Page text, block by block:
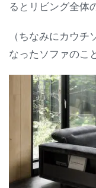
るとリビング全体
（ちなみにカウ
なったソファのこ